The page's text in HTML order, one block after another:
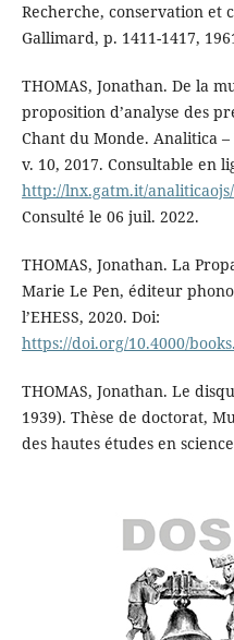
Recherche, conservation et
Gallimard, p. 1411-1417,
THOMAS, Jonathan. De la
proposition d’analyse des
Chant du Monde. Analitica
v. 10, 2017. Consultable en
http://lnx.gatm.it/
Consulté le 06 juil. 2022.
THOMAS, Jonathan. La
Marie Le Pen, éditeur
l’EHESS, 2020. Doi:
https://doi.org/10.4000/
THOMAS, Jonathan. Le
1939). Thèse de doctorat,
des hautes études en